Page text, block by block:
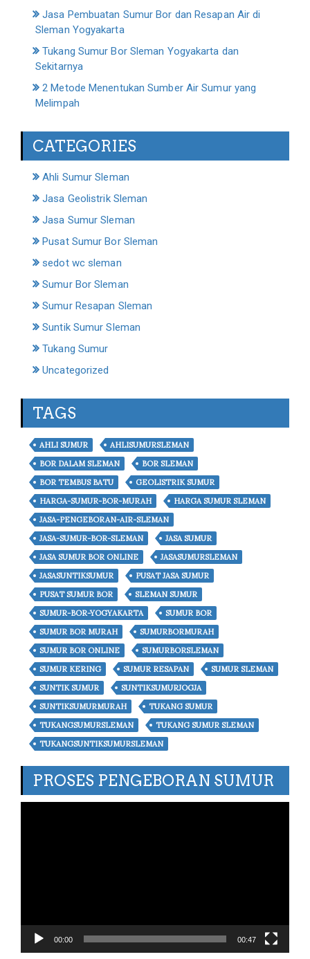
Jasa Pembuatan Sumur Bor dan Resapan Air di
Sleman Yogyakarta
Tukang Sumur Bor Sleman Yogyakarta dan
Sekitarnya
2 Metode Menentukan Sumber Air Sumur yang
Melimpah
CATEGORIES
Ahli Sumur Sleman
Jasa Geolistrik Sleman
Jasa Sumur Sleman
Pusat Sumur Bor Sleman
sedot wc sleman
Sumur Bor Sleman
Sumur Resapan Sleman
Suntik Sumur Sleman
Tukang Sumur
Uncategorized
TAGS
AHLI SUMUR
AHLISUMURSLEMAN
BOR DALAM SLEMAN
BOR SLEMAN
BOR TEMBUS BATU
GEOLISTRIK SUMUR
HARGA-SUMUR-BOR-MURAH
HARGA SUMUR SLEMAN
JASA-PENGEBORAN-AIR-SLEMAN
JASA-SUMUR-BOR-SLEMAN
JASA SUMUR
JASA SUMUR BOR ONLINE
JASASUMURSLEMAN
JASASUNTIKSUMUR
PUSAT JASA SUMUR
PUSAT SUMUR BOR
SLEMAN SUMUR
SUMUR-BOR-YOGYAKARTA
SUMUR BOR
SUMUR BOR MURAH
SUMURBORMURAH
SUMUR BOR ONLINE
SUMURBORSLEMAN
SUMUR KERING
SUMUR RESAPAN
SUMUR SLEMAN
SUNTIK SUMUR
SUNTIKSUMURJOGJA
SUNTIKSUMURMURAH
TUKANG SUMUR
TUKANGSUMURSLEMAN
TUKANG SUMUR SLEMAN
TUKANGSUNTIKSUMURSLEMAN
PROSES PENGEBORAN SUMUR
00:00 00:47